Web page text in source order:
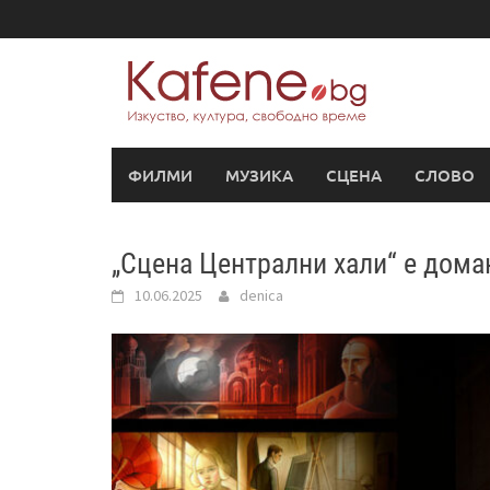
to
ФИЛМИ МУЗИКА СЦЕНА СЛОВО
„Сцена Централни хали“ е
10.06.2025 denica